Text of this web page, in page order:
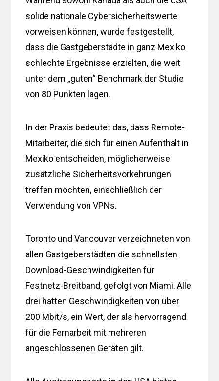
solide nationale Cybersicherheitswerte
vorweisen können, wurde festgestellt,
dass die Gastgeberstädte in ganz Mexiko
schlechte Ergebnisse erzielten, die weit
unter dem „guten“ Benchmark der Studie
von 80 Punkten lagen.
In der Praxis bedeutet das, dass Remote-
Mitarbeiter, die sich für einen Aufenthalt in
Mexiko entscheiden, möglicherweise
zusätzliche Sicherheitsvorkehrungen
treffen möchten, einschließlich der
Verwendung von VPNs.
Toronto und Vancouver verzeichneten von
allen Gastgeberstädten die schnellsten
Download-Geschwindigkeiten für
Festnetz-Breitband, gefolgt von Miami. Alle
drei hatten Geschwindigkeiten von über
200 Mbit/s, ein Wert, der als hervorragend
für die Fernarbeit mit mehreren
angeschlossenen Geräten gilt.